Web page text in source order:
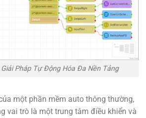
Pháp Tự Động Hóa Đa Nền Tảng
một phần mềm auto thông thường,
vai trò là một trung tâm điều khiển và